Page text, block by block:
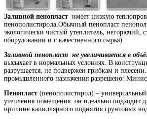
Заливной пенопласт имеет низкую
пенополистирола.Обычный пенопласт
экологически чистый утеплитель, негорючий,
оборудовании и с качественного сырья).
Заливной пенопласт не увеличивается в
высыхает в нормальных условиях. В
разрушается, не подвержен грибкам и
промышленного назначения разрешено:
Пенопласт (пенополистирол) –
утепления помещения: он идеально подходит
причине капиллярного поднятия грунтовых